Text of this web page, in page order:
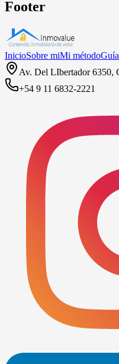
Footer
InicioSobre miMi método
Av. Del LIbertador 6350,
+54 9 11 6832-2221